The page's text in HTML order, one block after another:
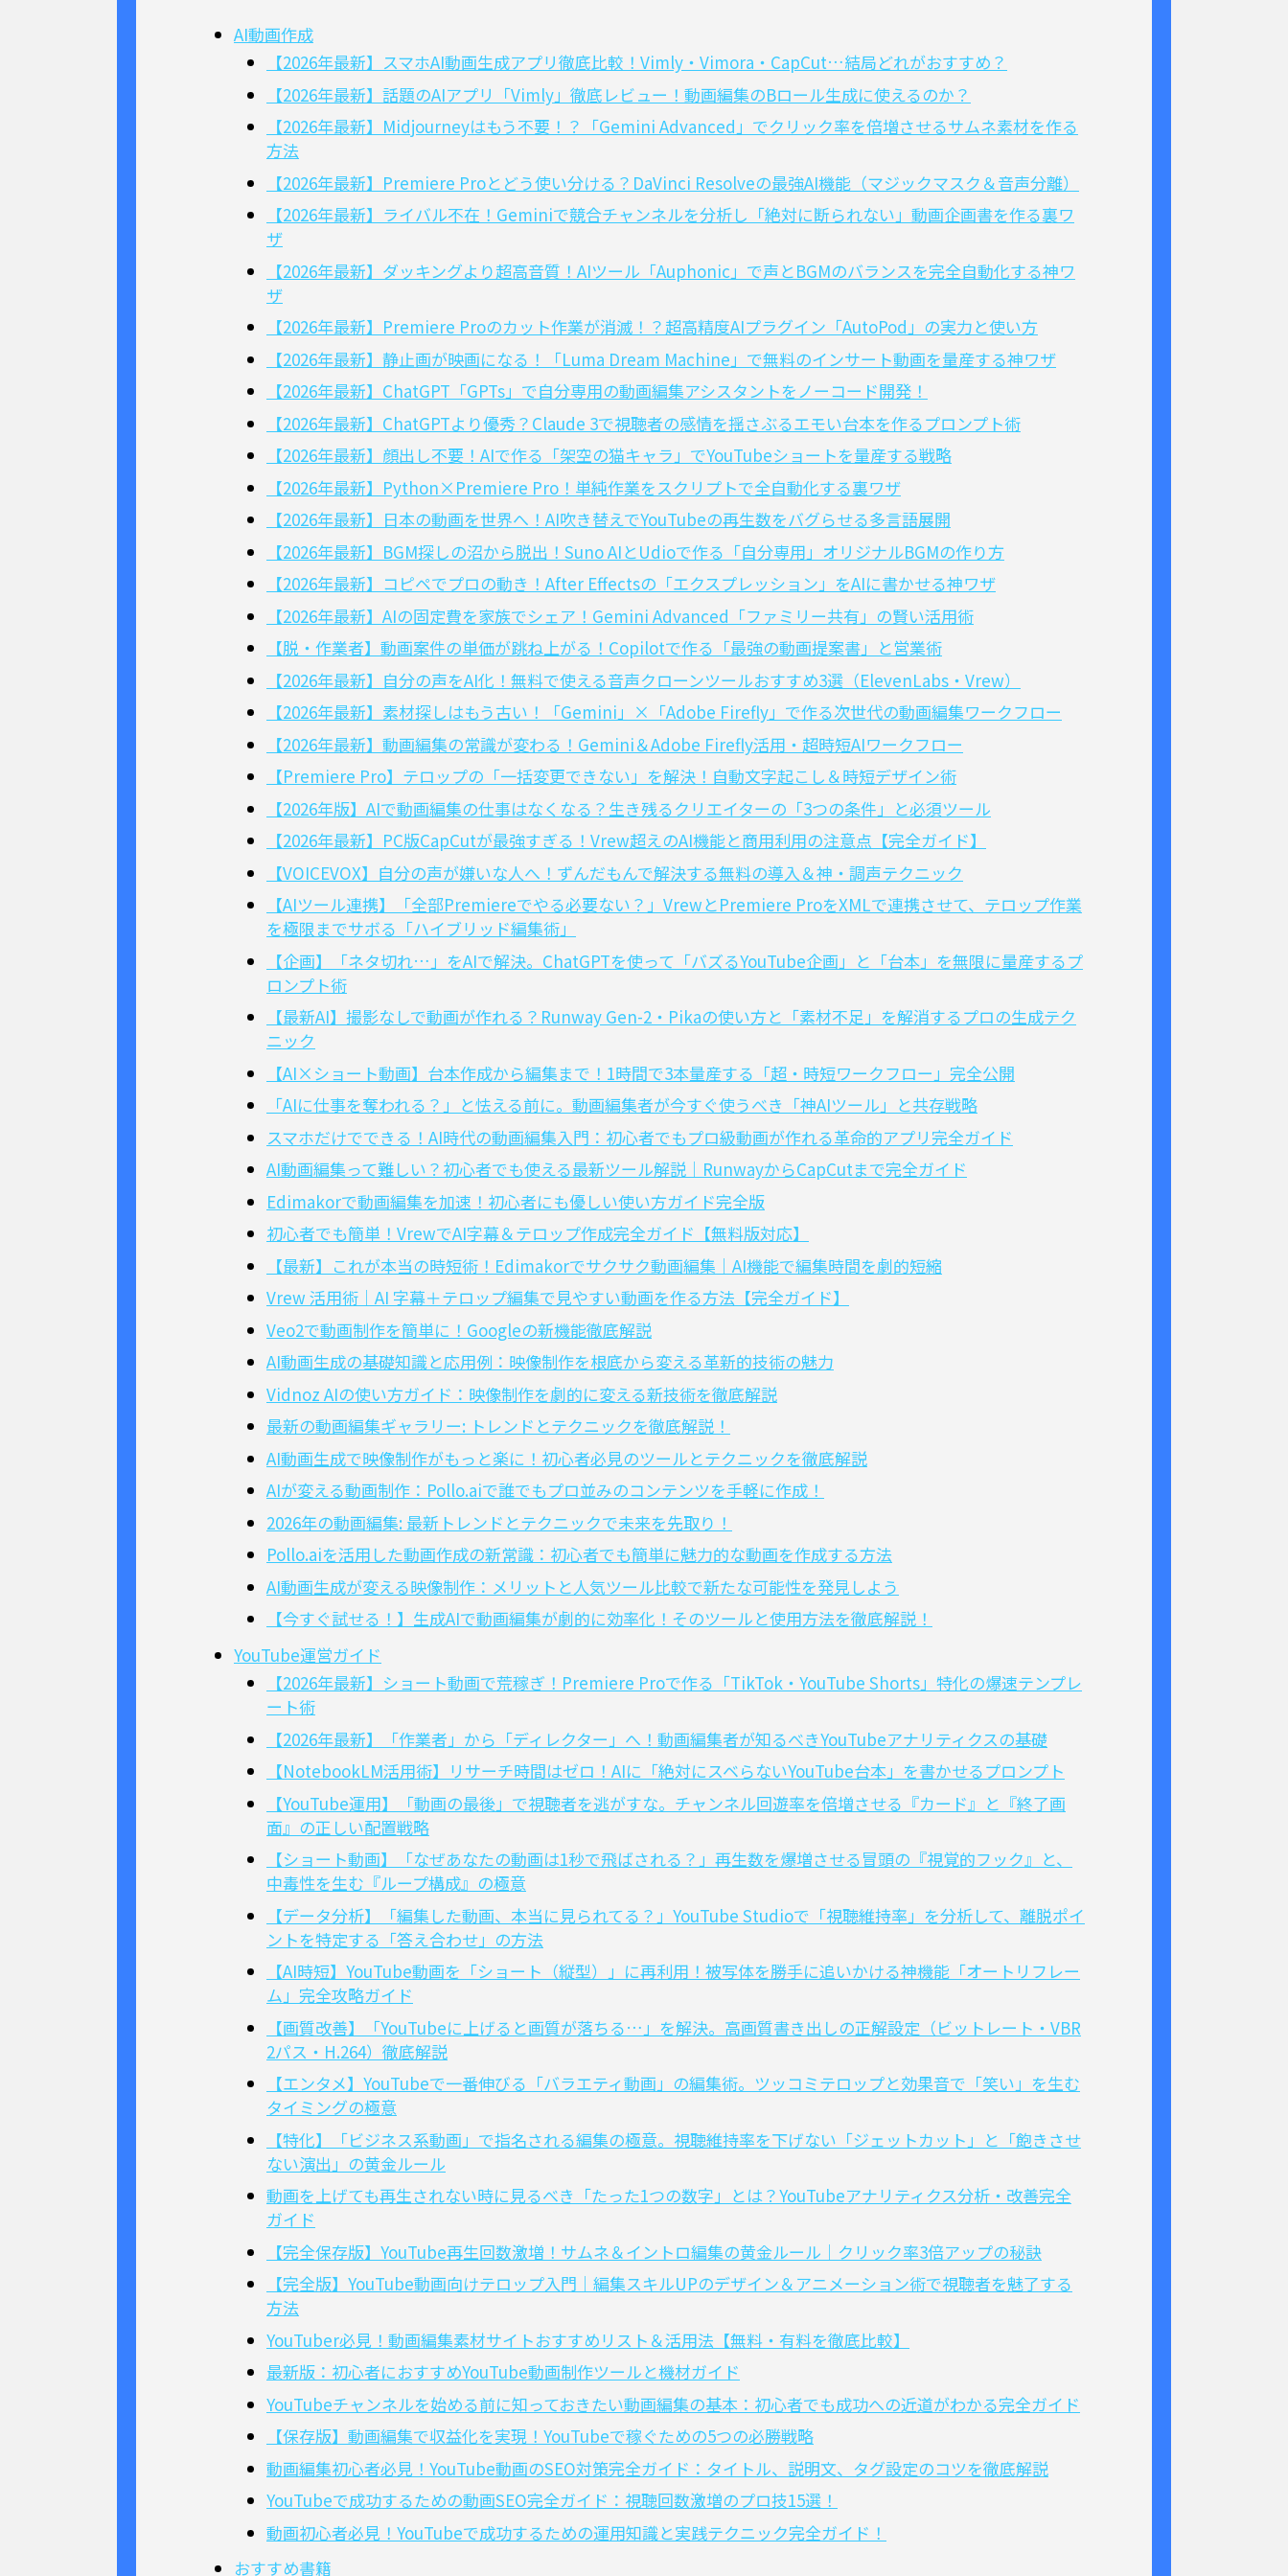
AI動画作成
【2026年最新】スマホAI動画生成アプリ徹底比較！Vimly・Vimora・CapCut…結局どれがおすすめ？
【2026年最新】話題のAIアプリ「Vimly」徹底レビュー！動画編集のBロール生成に使えるのか？
【2026年最新】Midjourneyはもう不要！？「Gemini Advanced」でクリック率を倍増させるサムネ素材を作る
方法
【2026年最新】Premiere Proとどう使い分ける？DaVinci Resolveの最強AI機能（マジックマスク＆音声分離）
【2026年最新】ライバル不在！Geminiで競合チャンネルを分析し「絶対に断られない」動画企画書を作る裏ワ
ザ
【2026年最新】ダッキングより超高音質！AIツール「Auphonic」で声とBGMのバランスを完全自動化する神ワ
ザ
【2026年最新】Premiere Proのカット作業が消滅！？超高精度AIプラグイン「AutoPod」の実力と使い方
【2026年最新】静止画が映画になる！「Luma Dream Machine」で無料のインサート動画を量産する神ワザ
【2026年最新】ChatGPT「GPTs」で自分専用の動画編集アシスタントをノーコード開発！
【2026年最新】ChatGPTより優秀？Claude 3で視聴者の感情を揺さぶるエモい台本を作るプロンプト術
【2026年最新】顔出し不要！AIで作る「架空の猫キャラ」でYouTubeショートを量産する戦略
【2026年最新】Python×Premiere Pro！単純作業をスクリプトで全自動化する裏ワザ
【2026年最新】日本の動画を世界へ！AI吹き替えでYouTubeの再生数をバグらせる多言語展開
【2026年最新】BGM探しの沼から脱出！Suno AIとUdioで作る「自分専用」オリジナルBGMの作り方
【2026年最新】コピペでプロの動き！After Effectsの「エクスプレッション」をAIに書かせる神ワザ
【2026年最新】AIの固定費を家族でシェア！Gemini Advanced「ファミリー共有」の賢い活用術
【脱・作業者】動画案件の単価が跳ね上がる！Copilotで作る「最強の動画提案書」と営業術
【2026年最新】自分の声をAI化！無料で使える音声クローンツールおすすめ3選（ElevenLabs・Vrew）
【2026年最新】素材探しはもう古い！「Gemini」×「Adobe Firefly」で作る次世代の動画編集ワークフロー
【2026年最新】動画編集の常識が変わる！Gemini＆Adobe Firefly活用・超時短AIワークフロー
【Premiere Pro】テロップの「一括変更できない」を解決！自動文字起こし＆時短デザイン術
【2026年版】AIで動画編集の仕事はなくなる？生き残るクリエイターの「3つの条件」と必須ツール
【2026年最新】PC版CapCutが最強すぎる！Vrew超えのAI機能と商用利用の注意点【完全ガイド】
【VOICEVOX】自分の声が嫌いな人へ！ずんだもんで解決する無料の導入＆神・調声テクニック
【AIツール連携】「全部Premiereでやる必要ない？」VrewとPremiere ProをXMLで連携させて、テロップ作業
を極限までサボる「ハイブリッド編集術」
【企画】「ネタ切れ…」をAIで解決。ChatGPTを使って「バズるYouTube企画」と「台本」を無限に量産するプ
ロンプト術
【最新AI】撮影なしで動画が作れる？Runway Gen-2・Pikaの使い方と「素材不足」を解消するプロの生成テク
ニック
【AI×ショート動画】台本作成から編集まで！1時間で3本量産する「超・時短ワークフロー」完全公開
「AIに仕事を奪われる？」と怯える前に。動画編集者が今すぐ使うべき「神AIツール」と共存戦略
スマホだけでできる！AI時代の動画編集入門：初心者でもプロ級動画が作れる革命的アプリ完全ガイド
AI動画編集って難しい？初心者でも使える最新ツール解説｜RunwayからCapCutまで完全ガイド
Edimakorで動画編集を加速！初心者にも優しい使い方ガイド完全版
初心者でも簡単！VrewでAI字幕＆テロップ作成完全ガイド【無料版対応】
【最新】これが本当の時短術！Edimakorでサクサク動画編集｜AI機能で編集時間を劇的短縮
Vrew 活用術｜AI 字幕＋テロップ編集で見やすい動画を作る方法【完全ガイド】
Veo2で動画制作を簡単に！Googleの新機能徹底解説
AI動画生成の基礎知識と応用例：映像制作を根底から変える革新的技術の魅力
Vidnoz AIの使い方ガイド：映像制作を劇的に変える新技術を徹底解説
最新の動画編集ギャラリー: トレンドとテクニックを徹底解説！
AI動画生成で映像制作がもっと楽に！初心者必見のツールとテクニックを徹底解説
AIが変える動画制作：Pollo.aiで誰でもプロ並みのコンテンツを手軽に作成！
2026年の動画編集: 最新トレンドとテクニックで未来を先取り！
Pollo.aiを活用した動画作成の新常識：初心者でも簡単に魅力的な動画を作成する方法
AI動画生成が変える映像制作：メリットと人気ツール比較で新たな可能性を発見しよう
【今すぐ試せる！】生成AIで動画編集が劇的に効率化！そのツールと使用方法を徹底解説！
YouTube運営ガイド
【2026年最新】ショート動画で荒稼ぎ！Premiere Proで作る「TikTok・YouTube Shorts」特化の爆速テンプレ
ート術
【2026年最新】「作業者」から「ディレクター」へ！動画編集者が知るべきYouTubeアナリティクスの基礎
【NotebookLM活用術】リサーチ時間はゼロ！AIに「絶対にスベらないYouTube台本」を書かせるプロンプト
【YouTube運用】「動画の最後」で視聴者を逃がすな。チャンネル回遊率を倍増させる『カード』と『終了画
面』の正しい配置戦略
【ショート動画】「なぜあなたの動画は1秒で飛ばされる？」再生数を爆増させる冒頭の『視覚的フック』と、
中毒性を生む『ループ構成』の極意
【データ分析】「編集した動画、本当に見られてる？」YouTube Studioで「視聴維持率」を分析して、離脱ポイ
ントを特定する「答え合わせ」の方法
【AI時短】YouTube動画を「ショート（縦型）」に再利用！被写体を勝手に追いかける神機能「オートリフレー
ム」完全攻略ガイド
【画質改善】「YouTubeに上げると画質が落ちる…」を解決。高画質書き出しの正解設定（ビットレート・VBR
2パス・H.264）徹底解説
【エンタメ】YouTubeで一番伸びる「バラエティ動画」の編集術。ツッコミテロップと効果音で「笑い」を生む
タイミングの極意
【特化】「ビジネス系動画」で指名される編集の極意。視聴維持率を下げない「ジェットカット」と「飽きさせ
ない演出」の黄金ルール
動画を上げても再生されない時に見るべき「たった1つの数字」とは？YouTubeアナリティクス分析・改善完全
ガイド
【完全保存版】YouTube再生回数激増！サムネ＆イントロ編集の黄金ルール｜クリック率3倍アップの秘訣
【完全版】YouTube動画向けテロップ入門｜編集スキルUPのデザイン＆アニメーション術で視聴者を魅了する
方法
YouTuber必見！動画編集素材サイトおすすめリスト＆活用法【無料・有料を徹底比較】
最新版：初心者におすすめYouTube動画制作ツールと機材ガイド
YouTubeチャンネルを始める前に知っておきたい動画編集の基本：初心者でも成功への近道がわかる完全ガイド
【保存版】動画編集で収益化を実現！YouTubeで稼ぐための5つの必勝戦略
動画編集初心者必見！YouTube動画のSEO対策完全ガイド：タイトル、説明文、タグ設定のコツを徹底解説
YouTubeで成功するための動画SEO完全ガイド：視聴回数激増のプロ技15選！
動画初心者必見！YouTubeで成功するための運用知識と実践テクニック完全ガイド！
おすすめ書籍